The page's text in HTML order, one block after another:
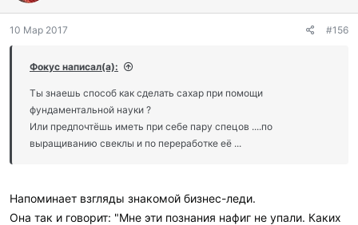
10 Мар 2017 #156
Фокус написал(а):
Ты знаешь способ как сделать сахар при помощи
фундаментальной науки ?
Или предпочтёшь иметь при себе пару спецов ....по
выращиванию свеклы и по переработке её ...
Напоминает взгляды знакомой бизнес-леди.
Она так и говорит: "Мне эти познания нафиг не упали. Каких